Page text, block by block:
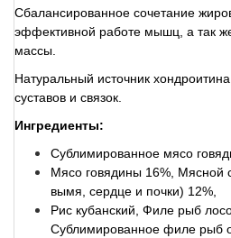
Сбалансированное сочетание
эффективной работе мышц, а так
массы.
Натуральный источник
суставов и связок.
Ингредиенты:
Сублимированное мясо
Мясо говядины 16%, Мясной
вымя, сердце и почки) 12%,
Рис кубанский, Филе рыб
Сублимированное филе рыб